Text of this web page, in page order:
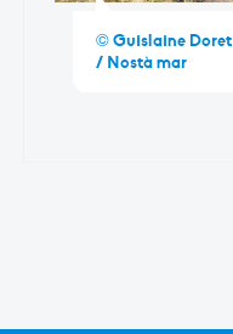
© Guislaine Doret
/ Nostà mar